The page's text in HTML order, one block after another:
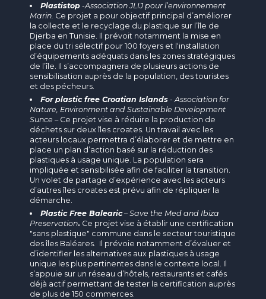
Plastistop-Association JLIJ pour l’environnement
Marin. Ce projet a pour objectif principal d’améliorer
la collecte et le recyclage du plastique sur l’île de
Djerba en Tunisie. Il prévoit notamment la mise en
place du tri sélectif pour 100 foyers et l‘installation
d’équipements adéquats dans les zones stratégiques
de l’île. Il s’accompagnera de plusieurs actions de
sensibilisation auprès de la population, des touristes
et des pécheurs.
For plastic free Croatian Islands- Association for
Nature, Environment and Sustainable Development
Sunce – Ce projet vise à réduire la production de
déchets sur deux îles croates. Un travail avec les
acteurs locaux permettra d’élaborer et de mettre en
place un plan d’action basé sur la réduction des
plastiques à usage unique. La population sera
impliquée et sensibilisée afin de faciliter la transition.
Un volet de partage d’expérience avec les acteurs
d’autres îles croates est prévu afin de répliquer la
démarche.
Plastic Free Balearic–Save the Med and Ibiza
Preservation. Ce projet vise à établir une certification
"sans plastique" commune dans le secteur touristique
des îles Baléares. Il prévoie notamment d’évaluer et
d’identifier les alternatives aux plastiques à usage
unique les plus pertinentes dans le contexte local. Il
s’appuie sur un réseau d’hôtels, restaurants et cafés
déjà actif permettant de tester la certification auprès
de plus de 150 commerces.